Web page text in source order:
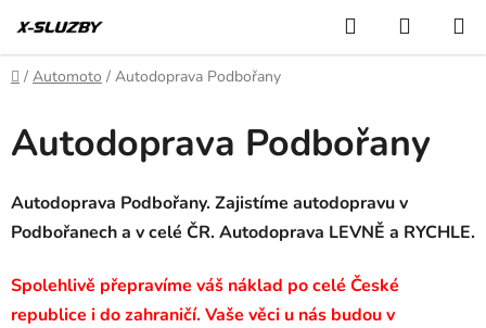
na
obsah
Hledat
KOŠÍK
Domů
/ Automoto / Autodoprava Podbořany
Autodoprava Podbořany
Autodoprava Podbořany. Zajistíme autodopravu v
Podbořanech a v celé ČR. Autodoprava LEVNĚ a RYCHLE.
Spolehlivě přepravíme váš náklad po celé České
republice i do zahraničí. Vaše věci u nás budou v